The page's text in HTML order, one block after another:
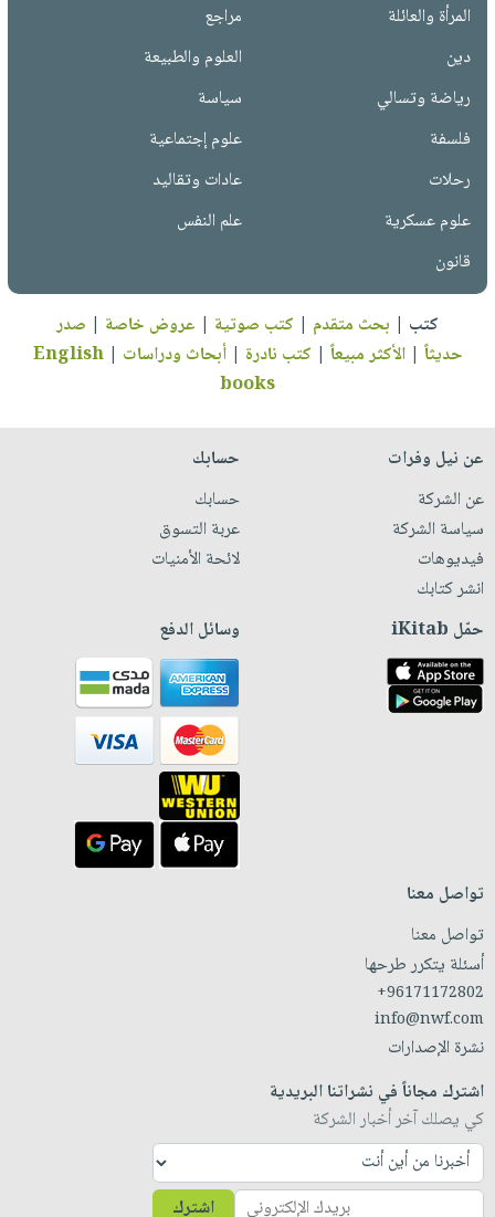
المرأة والعائلة
مراجع
دين
العلوم والطبيعة
رياضة وتسالي
سياسة
فلسفة
علوم إجتماعية
رحلات
عادات وتقاليد
علوم عسكرية
علم النفس
قانون
كتب | بحث متقدم | كتب صوتية | عروض خاصة | صدر
حديثاً |الأكثر مبيعاً | كتب نادرة |أبحاث ودراسات |
English
books
عن نيل وفرات
عن الشركة
سياسة الشركة
فيديوهات
انشر كتابك
حسابك
حسابك
عربة التسوق
لائحة الأمنيات
حمّل iKitab وسائل الدفع
تواصل معنا
تواصل معنا
أسئلة يتكرر طرحها
+96171172802
info@nwf.com
نشرة الإصدارات
اشترك مجاناً في نشراتنا البريدية
كي يصلك آخر أخبار الشركة
اشترك